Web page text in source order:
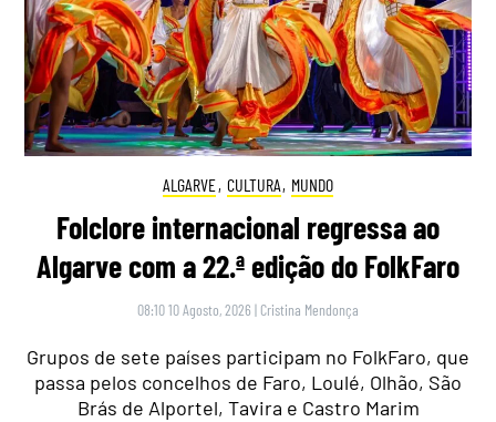
ALGARVE, CULTURA, MUNDO
Folclore internacional regressa ao
Algarve com a 22.ª edição do FolkFaro
08:10 10 Agosto, 2026 | Cristina Mendonça
Grupos de sete países participam no FolkFaro, que
passa pelos concelhos de Faro, Loulé, Olhão, São
Brás de Alportel, Tavira e Castro Marim